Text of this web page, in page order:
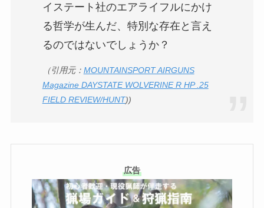
イステート社のエアライフルにかけ
る哲学が生んだ、特別な存在と言え
るのではないでしょうか？
（引用元： MOUNTAINSPORT AIRGUNS
Magazine DAYSTATE WOLVERINE R HP .25
FIELD REVIEW/HUNT))
広告